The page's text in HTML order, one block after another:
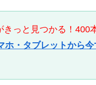
っと見つかる！400
・タブレットから今